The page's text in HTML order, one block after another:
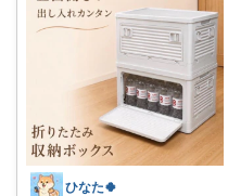
ひなた🍀